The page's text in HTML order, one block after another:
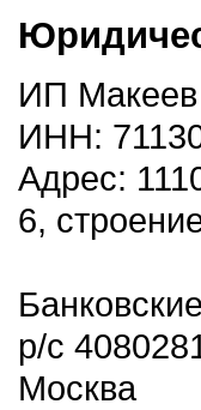
ИП Макеев
ИНН:
Адрес:
6,
р/с
Москва